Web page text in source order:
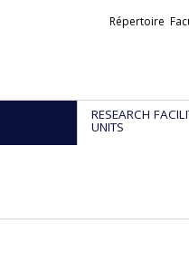
Liens
Répertoire
RESEARCH
UNITS